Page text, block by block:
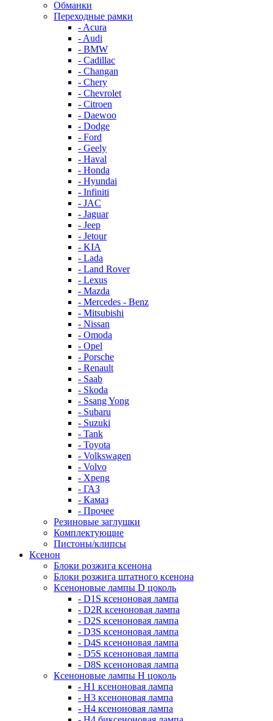
Обманки
Переходные рамки
- Acura
- Audi
- BMW
- Cadillac
- Changan
- Chery
- Chevrolet
- Citroen
- Daewoo
- Dodge
- Ford
- Geely
- Haval
- Honda
- Hyundai
- Infiniti
- JAC
- Jaguar
- Jeep
- Jetour
- KIA
- Lada
- Land Rover
- Lexus
- Mazda
- Mercedes - Benz
- Mitsubishi
- Nissan
- Omoda
- Opel
- Porsche
- Renault
- Saab
- Skoda
- Ssang Yong
- Subaru
- Suzuki
- Tank
- Toyota
- Volkswagen
- Volvo
- Xpeng
- ГАЗ
- Камаз
- Прочее
Резиновые заглушки
Комплектующие
Пистоны/клипсы
Ксенон
Блоки розжига ксенона
Блоки розжига штатного ксенона
Ксеноновые лампы D цоколь
- D1S ксеноновая лампа
- D2R ксеноновая лампа
- D2S ксеноновая лампа
- D3S ксеноновая лампа
- D4S ксеноновая лампа
- D5S ксеноновая лампа
- D8S ксеноновая лампа
Ксеноновые лампы Н цоколь
- H1 ксеноновая лампа
- H3 ксеноновая лампа
- H4 ксеноновая лампа